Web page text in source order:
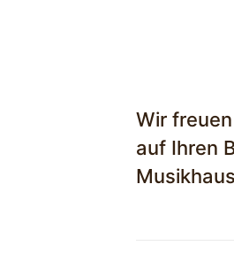
Wir
auf Ihren